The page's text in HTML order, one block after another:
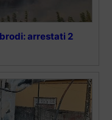
arrestati 2